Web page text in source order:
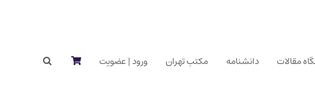
مقالات دانشنامه مکتب تهران ورود | عضویت